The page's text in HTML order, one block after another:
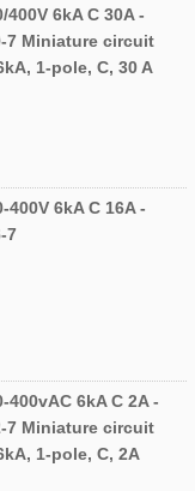
400V 6kA C 30A -
7 Miniature circuit
1-pole, C, 30 A
400V 6kA C 16A -
7
400vAC 6kA C 2A -
7 Miniature circuit
1-pole, C, 2A